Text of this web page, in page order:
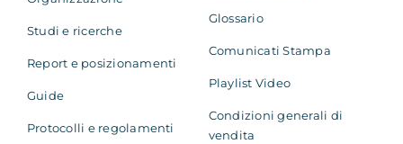
Studi e ricerche
Report e posizionamenti
Guide
Protocolli e regolamenti
Glossario
Comunicati Stampa
Playlist Video
Condizioni generali di
vendita